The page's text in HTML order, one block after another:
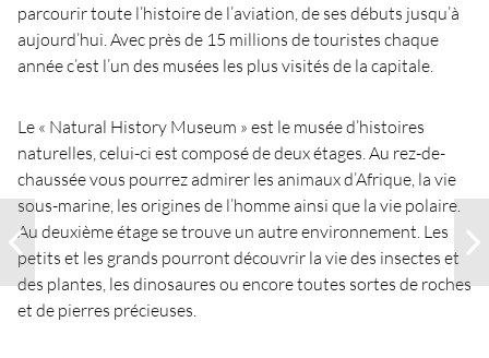
parcourir toute l’histoire de l’aviation, de ses débuts jusqu’à
aujourd’hui. Avec près de 15 millions de touristes chaque
année c’est l’un des musées les plus visités de la capitale.
Le « Natural History Museum » est le musée d’histoires
naturelles, celui-ci est composé de deux étages. Au rez-de-
chaussée vous pourrez admirer les animaux d’Afrique, la vie
sous-marine, les origines de l’homme ainsi que la vie polaire.
Au deuxième étage se trouve un autre environnement. Les
petits et les grands pourront découvrir la vie des insectes et
des plantes, les dinosaures ou encore toutes sortes de roches
et de pierres précieuses.